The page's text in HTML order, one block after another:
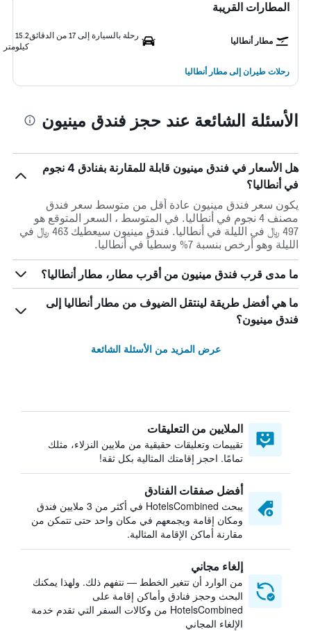
المطارات القريبة
مطار أنطاليا
رحلة بالسيارة إلى 17 من الدقائق
15.2
كيلومتر
رحلات طيران إلى مطار أنطاليا
الأسئلة الشائعة عند حجز فندق مينيون
هل الأسعار في فندق مينيون قابلة للمقارنة بفنادق 4 نجوم
في أنطاليا؟
يكون سعر فندق مينيون عادة أقل من متوسط ​​سعر فندق
مصنف 4 نجوم في أنطاليا. في المتوسط ، السعر المتوقع هو
497 ﷼ في الليلة في أنطاليا. فندق مينيون سيعطيك 463 ﷼ في
الليلة وهو أرخص بنسبة 7% وسطياً في أنطاليا.
ما مدى قرب فندق مينيون من أقرب مطار، مطار أنطاليا؟
ما هي أفضل طريقة لينتقل الضيوف من مطار أنطاليا إلى
فندق مينيون؟
عرض المزيد من الأسئلة الشائعة
الملايين من التعليقات
تقييمات وتعليقات حقيقية من ملايين النزلاء، مثلك
تمامًا. احجز إقامتك المثالية بكل ثقة!
أفضل صفقات الفنادق
يبحث HotelsCombined في أكثر من 3 ملايين فندق
ومكان إقامة ويجمعهم في مكان واحد حتى تتمكن من
مقارنة أماكن الإقامة المثالية.
إلغاء مجاني
من الوارد أن تتغير الخطط — نتفهم ذلك. ولهذا يمكنك
البحث وحجز فنادق وأماكن إقامة على
HotelsCombined من وكالات السفر التي تقدم خدمة
الإلغاء المجاني